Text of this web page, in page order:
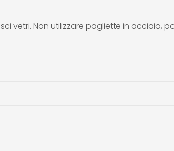
vetri. Non utilizzare pagliette in acciaio,